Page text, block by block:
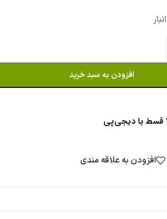
افزودن به سبد خرید
افزودن به علاقه مندی